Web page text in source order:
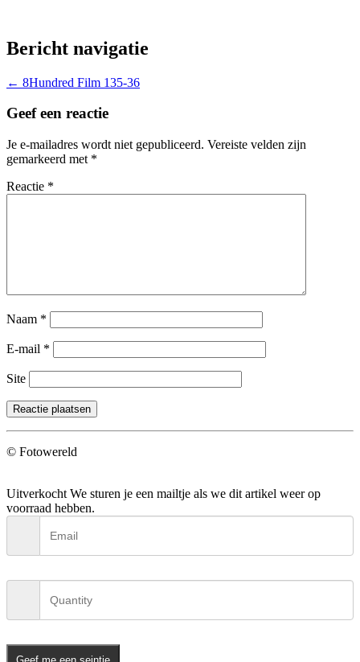
Bericht navigatie
← 8Hundred Film 135-36
Geef een reactie
Je e-mailadres wordt niet gepubliceerd. Vereiste velden zijn
gemarkeerd met *
Reactie *
Naam *
E-mail *
Site
© Fotowereld
Uitverkocht We sturen je een mailtje als we dit artikel weer op
voorraad hebben.